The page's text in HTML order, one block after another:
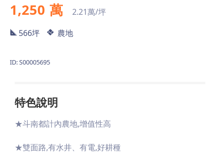
1,250 萬
2.21萬/坪
566坪
農地
ID: S00005695
特色說明
★斗南都計內農地,增值性高
★雙面路,有水井、有電,好耕種